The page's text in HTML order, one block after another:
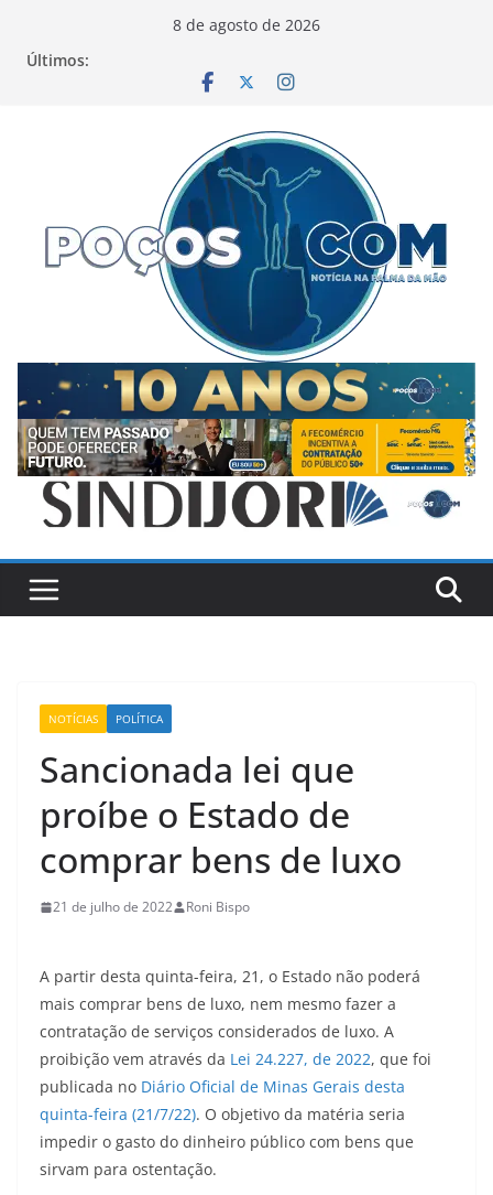
8 de agosto de 2026
Últimos:
NOTÍCIAS POLÍTICA
Sancionada lei que
proíbe o Estado de
comprar bens de luxo
21 de julho de 2022 Roni Bispo
A partir desta quinta-feira, 21, o Estado não poderá
mais comprar bens de luxo, nem mesmo fazer a
contratação de serviços considerados de luxo. A
proibição vem através da Lei 24.227, de 2022, que foi
publicada no Diário Oficial de Minas Gerais desta
quinta-feira (21/7/22). O objetivo da matéria seria
impedir o gasto do dinheiro público com bens que
sirvam para ostentação.